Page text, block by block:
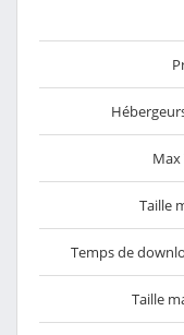
Taille
Temps de
Taille